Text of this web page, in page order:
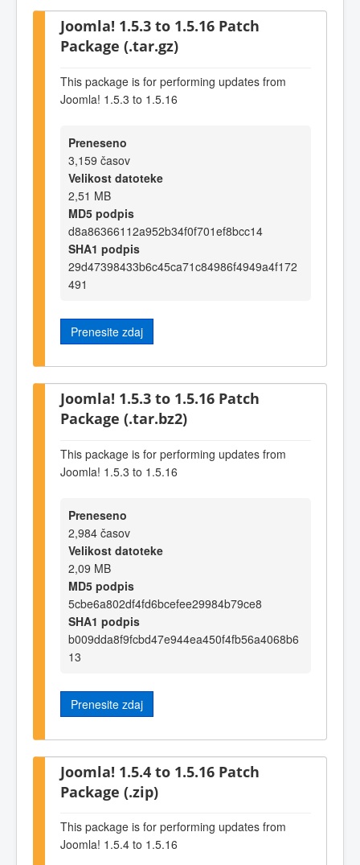
Joomla! 1.5.3 to 1.5.16 Patch
Package (.tar.gz)
This package is for performing updates from
Joomla! 1.5.3 to 1.5.16
Preneseno
3,159 časov
Velikost datoteke
2,51 MB
MD5 podpis
d8a86366112a952b34f0f701ef8bcc14
SHA1 podpis
29d47398433b6c45ca71c84986f4949a4f172
491
Prenesite zdaj
Joomla! 1.5.3 to 1.5.16 Patch
Package (.tar.bz2)
This package is for performing updates from
Joomla! 1.5.3 to 1.5.16
Preneseno
2,984 časov
Velikost datoteke
2,09 MB
MD5 podpis
5cbe6a802df4fd6bcefee29984b79ce8
SHA1 podpis
b009dda8f9fcbd47e944ea450f4fb56a4068b6
13
Prenesite zdaj
Joomla! 1.5.4 to 1.5.16 Patch
Package (.zip)
This package is for performing updates from
Joomla! 1.5.4 to 1.5.16